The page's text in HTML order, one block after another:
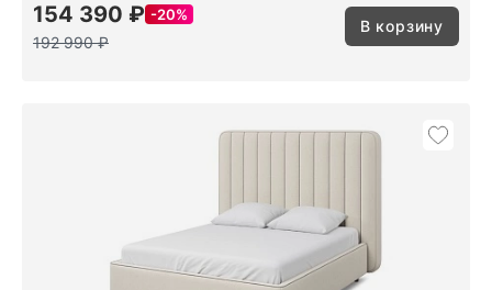
154 390 ₽ 20%
192 990 ₽
В корзину